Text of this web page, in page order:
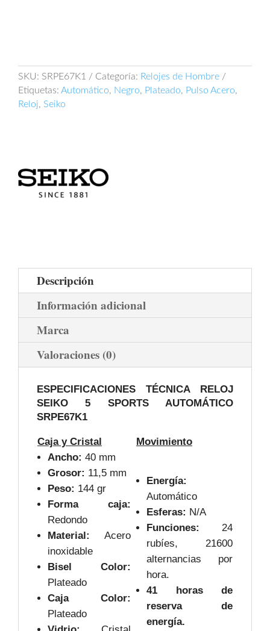
SKU: SRPE67K1 Categoría: Relojes de Hombre
Etiquetas: Automático, Negro, Plateado, Pulso Acero,
Reloj, Seiko
Descripción
Información adicional
Marca
Valoraciones (0)
ESPECIFICACIONES TÉCNICA RELOJ
SEIKO 5 SPORTS AUTOMÁTICO
SRPE67K1
Caja y Cristal
Movimiento
Ancho: 40 mm
Grosor: 11,5 mm
Peso: 144 gr
Forma caja:
Redondo
Material:
Acero
inoxidable
Bisel Color:
Plateado
Caja Color:
Plateado
Energía:
Automático
Esferas: N/A
Funciones:
24
rubíes, 21600
alternancias por
hora.
41 horas de
reserva de
energía.